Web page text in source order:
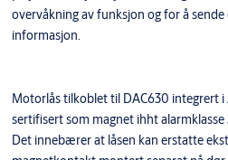
overvåkning av funksjon og for å sende
informasjon.
Motorlås tilkoblet til DAC630 integrert i
sertifisert som magnet ihht alarmklasse
Det innebærer at låsen kan erstatte